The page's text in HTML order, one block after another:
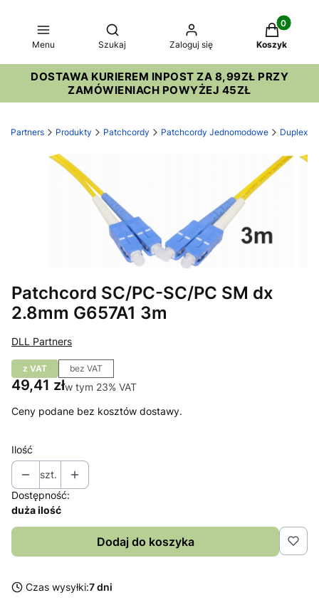
Menu
Otwórz wyszukiwarkę
Szukaj Zaloguj się
Produkty
Koszyk
DOSTAWA KURIEREM INPOST ZA 8,99ZŁ PRZY
ZAMÓWIENIACH POWYŻEJ 45ZŁ
Partners Produkty Patchcordy Patchcordy Jednomodowe Duplex
Patchcord SC/PC-SC/PC SM dx
2.8mm G657A1 3m
DLL Partners
z VAT bez VAT
Cena
49,41 złw tym 23% VAT
w tym 23% VAT
Ceny podane bez kosztów dostawy.
Ilość
szt.
Dostępność:
duża ilość
Dodaj do koszyka
Czas wysyłki:7 dni